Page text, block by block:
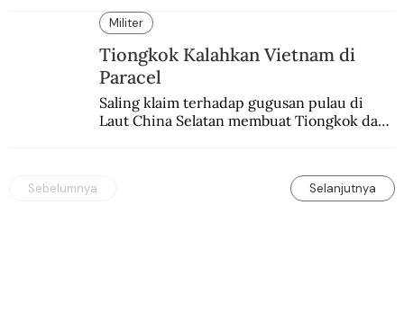
pekan.
Militer
Tiongkok Kalahkan Vietnam di
Paracel
Saling klaim terhadap gugusan pulau di
Laut China Selatan membuat Tiongkok dan
Sebelumnya Selanjutnya